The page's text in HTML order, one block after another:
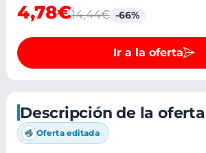
4,78€14,44€ -66%
Ir a la oferta
Descripción de la oferta
Oferta editada